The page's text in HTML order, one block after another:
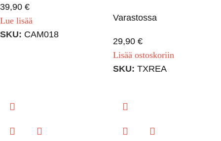
39,90 €
Lue lisää
SKU: CAM018
Varastossa
29,90 €
Lisää ostoskoriin
SKU: TXREA